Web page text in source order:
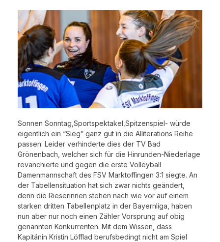
Sonnen Sonntag,Sportspektakel,Spitzenspiel- würde
eigentlich ein “Sieg” ganz gut in die Alliterations Reihe
passen. Leider verhinderte dies der TV Bad
Grönenbach, welcher sich für die Hinrunden-Niederlage
revanchierte und gegen die erste Volleyball
Damenmannschaft des FSV Marktoffingen 3:1 siegte. An
der Tabellensituation hat sich zwar nichts geändert,
denn die Rieserinnen stehen nach wie vor auf einem
starken dritten Tabellenplatz in der Bayernliga, haben
nun aber nur noch einen Zähler Vorsprung auf obig
genannten Konkurrenten. Mit dem Wissen, dass
Kapitänin Kristin Löfflad berufsbedingt nicht am Spiel